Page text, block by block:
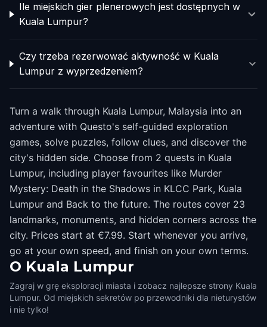
Ile miejskich gier plenerowych jest dostępnych w
Kuala Lumpur?
Czy trzeba rezerwować aktywność w Kuala
Lumpur z wyprzedzeniem?
Turn a walk through Kuala Lumpur, Malaysia into an
adventure with Questo's self-guided exploration
games, solve puzzles, follow clues, and discover the
city's hidden side. Choose from 2 quests in Kuala
Lumpur, including player favourites like Murder
Mystery: Death in the Shadows in KLCC Park, Kuala
Lumpur and Back to the future. The routes cover 23
landmarks, monuments, and hidden corners across the
city. Prices start at €7.99. Start whenever you arrive,
go at your own speed, and finish on your own terms.
O Kuala Lumpur
Zagraj w grę eksploracji miasta i zobacz najlepsze strony Kuala
Lumpur. Od miejskich sekretów po przewodniki dla nieturystów
i nie tylko!